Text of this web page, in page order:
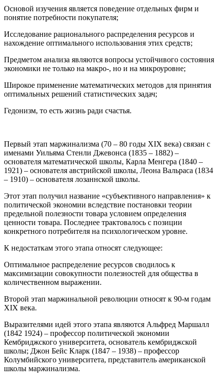
Основой изучения является поведение отдельных фирм и
понятие потребности покупателя;
Исследование рационального распределения ресурсов и
нахождение оптимального использования этих средств;
Предметом анализа являются вопросы устойчивого состояния
экономики не только на макро-, но и на микроуровне;
Широкое применение математических методов для принятия
оптимальных решений статистических задач;
Гедонизм, то есть жизнь ради счастья.
Первый этап маржинализма (70 – 80 годы XIX века) связан с
именами Уильяма Стенли Джевонса (1835 – 1882) –
основателя математической школы, Карла Менгера (1840 –
1921) – основателя австрийской школы, Леона Вальраса (1834
– 1910) – основателя лозаннской школы.
Этот этап получил название «субъективного направления» к
политической экономии вследствие постановки теории
предельной полезности товара условием определения
ценности товара. Последнее трактовалось с позиции
конкретного потребителя на психологическом уровне.
К недостаткам этого этапа относят следующее:
Оптимальное распределение ресурсов сводилось к
максимизации совокупности полезностей для общества в
количественном выражении.
Второй этап маржинальной революции относят к 90-м годам
XIX века.
Выразителями идей этого этапа являются Альфред Маршалл
(1842 1924) – профессор политической экономии
Кембриджского университета, основатель кембриджской
школы; Джон Бейс Кларк (1847 – 1938) – профессор
Колумбийского университета, представитель американской
школы маржинализма.